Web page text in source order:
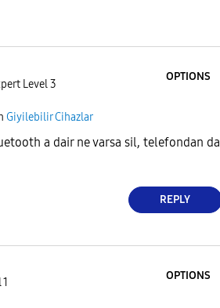
Level 3
OPTIONS
Giyilebilir Cihazlar
a dair ne varsa sil, telefondan da
REPLY
OPTIONS